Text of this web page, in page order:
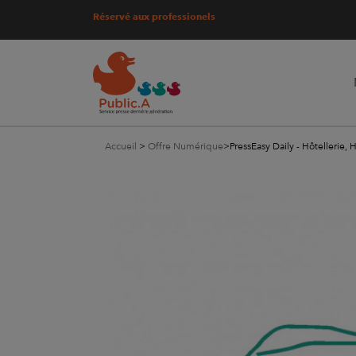
Réservé aux professionels
Accueil > Offre Numérique>PressEasy Daily - Hôtellerie,